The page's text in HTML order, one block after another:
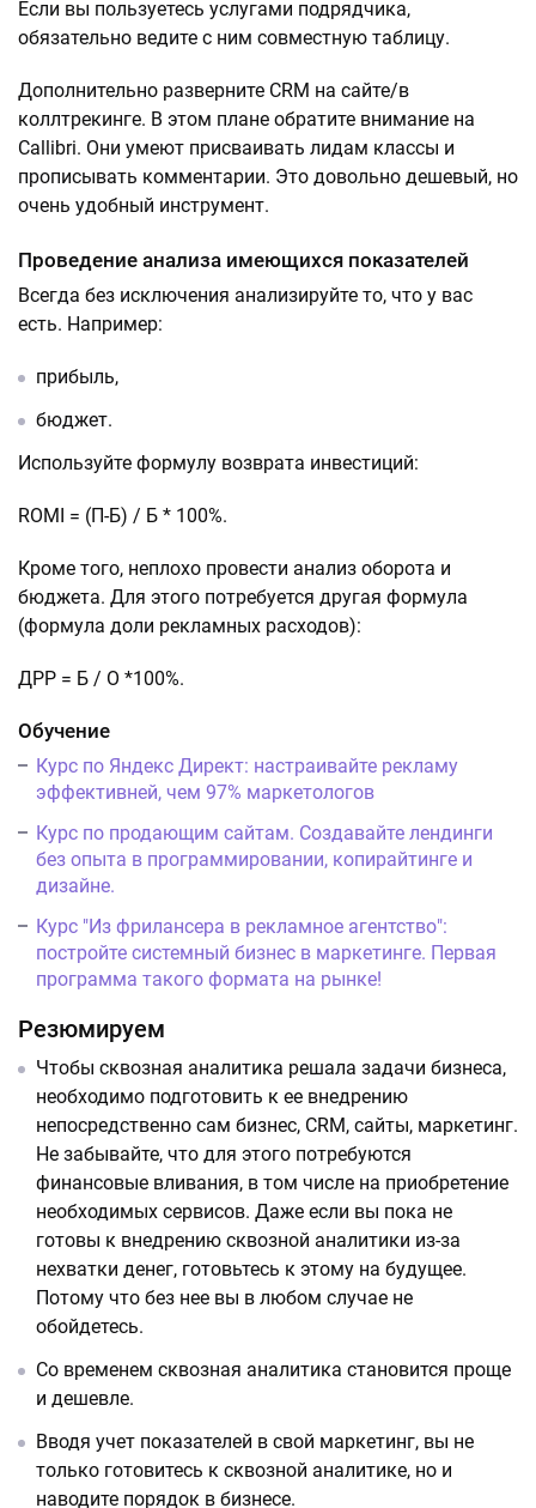
Если вы пользуетесь услугами подрядчика,
обязательно ведите с ним совместную таблицу.
Дополнительно разверните CRM на сайте/в
коллтрекинге. В этом плане обратите внимание на
Callibri. Они умеют присваивать лидам классы и
прописывать комментарии. Это довольно дешевый, но
очень удобный инструмент.
Проведение анализа имеющихся показателей
Всегда без исключения анализируйте то, что у вас
есть. Например:
прибыль,
бюджет.
Используйте формулу возврата инвестиций:
ROMI = (П-Б) / Б * 100%.
Кроме того, неплохо провести анализ оборота и
бюджета. Для этого потребуется другая формула
(формула доли рекламных расходов):
ДРР = Б / О *100%.
Обучение
Курс по Яндекс Директ: настраивайте рекламу
эффективней, чем 97% маркетологов
Курс по продающим сайтам. Создавайте лендинги
без опыта в программировании, копирайтинге и
дизайне.
Курс "Из фрилансера в рекламное агентство":
постройте системный бизнес в маркетинге. Первая
программа такого формата на рынке!
Резюмируем
Чтобы сквозная аналитика решала задачи бизнеса,
необходимо подготовить к ее внедрению
непосредственно сам бизнес, CRM, сайты, маркетинг.
Не забывайте, что для этого потребуются
финансовые вливания, в том числе на приобретение
необходимых сервисов. Даже если вы пока не
готовы к внедрению сквозной аналитики из-за
нехватки денег, готовьтесь к этому на будущее.
Потому что без нее вы в любом случае не
обойдетесь.
Со временем сквозная аналитика становится проще
и дешевле.
Вводя учет показателей в свой маркетинг, вы не
только готовитесь к сквозной аналитике, но и
наводите порядок в бизнесе.